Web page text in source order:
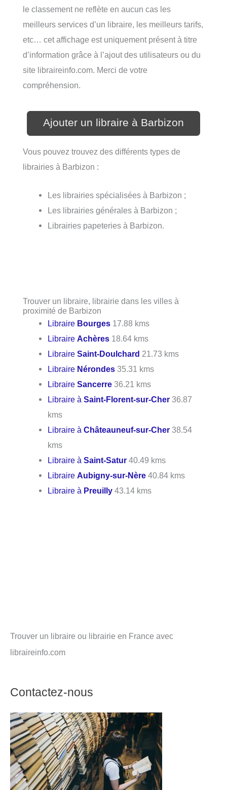
le classement ne reflète en aucun cas les
meilleurs services d’un libraire, les meilleurs tarifs,
etc… cet affichage est uniquement présent à titre
d’information grâce à l’ajout des utilisateurs ou du
site libraireinfo.com. Merci de votre
compréhension.
Ajouter un libraire à Barbizon
Vous pouvez trouvez des différents types de
librairies à Barbizon :
Les librairies spécialisées à Barbizon ;
Les librairies générales à Barbizon ;
Librairies papeteries à Barbizon.
Trouver un libraire, librairie dans les villes à
proximité de Barbizon
Libraire Bourges 17.88 kms
LibraireAchères 18.64 kms
LibraireSaint-Doulchard 21.73 kms
Libraire Nérondes 35.31 kms
LibraireSancerre 36.21 kms
Libraire àSaint-Florent-sur-Cher 36.87
kms
Libraire àChâteauneuf-sur-Cher 38.54
kms
Libraire àSaint-Satur 40.49 kms
LibraireAubigny-sur-Nère 40.84 kms
Libraire à Preuilly 43.14 kms
Trouver un libraire ou librairie en France avec
libraireinfo.com
Contactez-nous